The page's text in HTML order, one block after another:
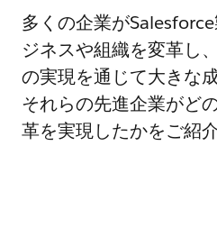
多くの企業が
ジネスや組織を変革し
の実現を通じて大きな
それらの先進企業がど
革を実現したかをご紹介